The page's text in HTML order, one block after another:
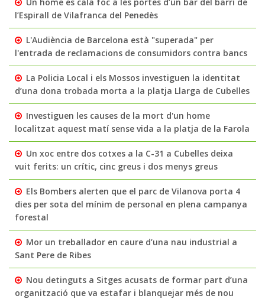
l’Espirall de Vilafranca del Penedès
L'Audiència de Barcelona està "superada" per
l'entrada de reclamacions de consumidors contra bancs
La Policia Local i els Mossos investiguen la identitat
d’una dona trobada morta a la platja Llarga de Cubelles
Investiguen les causes de la mort d'un home
localitzat aquest matí sense vida a la platja de la Farola
Un xoc entre dos cotxes a la C-31 a Cubelles deixa
vuit ferits: un crític, cinc greus i dos menys greus
Els Bombers alerten que el parc de Vilanova porta 4
dies per sota del mínim de personal en plena campanya
forestal
Mor un treballador en caure d’una nau industrial a
Sant Pere de Ribes
Nou detinguts a Sitges acusats de formar part d’una
organització que va estafar i blanquejar més de nou